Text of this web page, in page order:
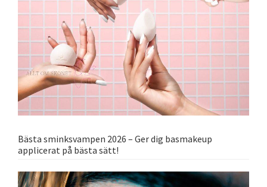
Bästa sminksvampen 2026 – Ger dig basmakeup
applicerat på bästa sätt!